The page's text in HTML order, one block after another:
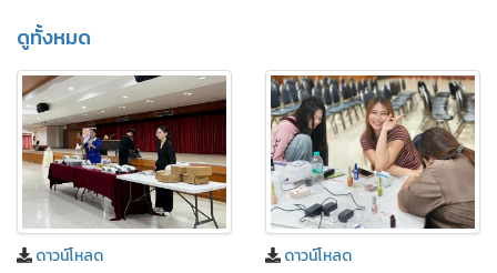
ดูทั้งหมด
ดาวน์โหลด ดาวน์โหลด